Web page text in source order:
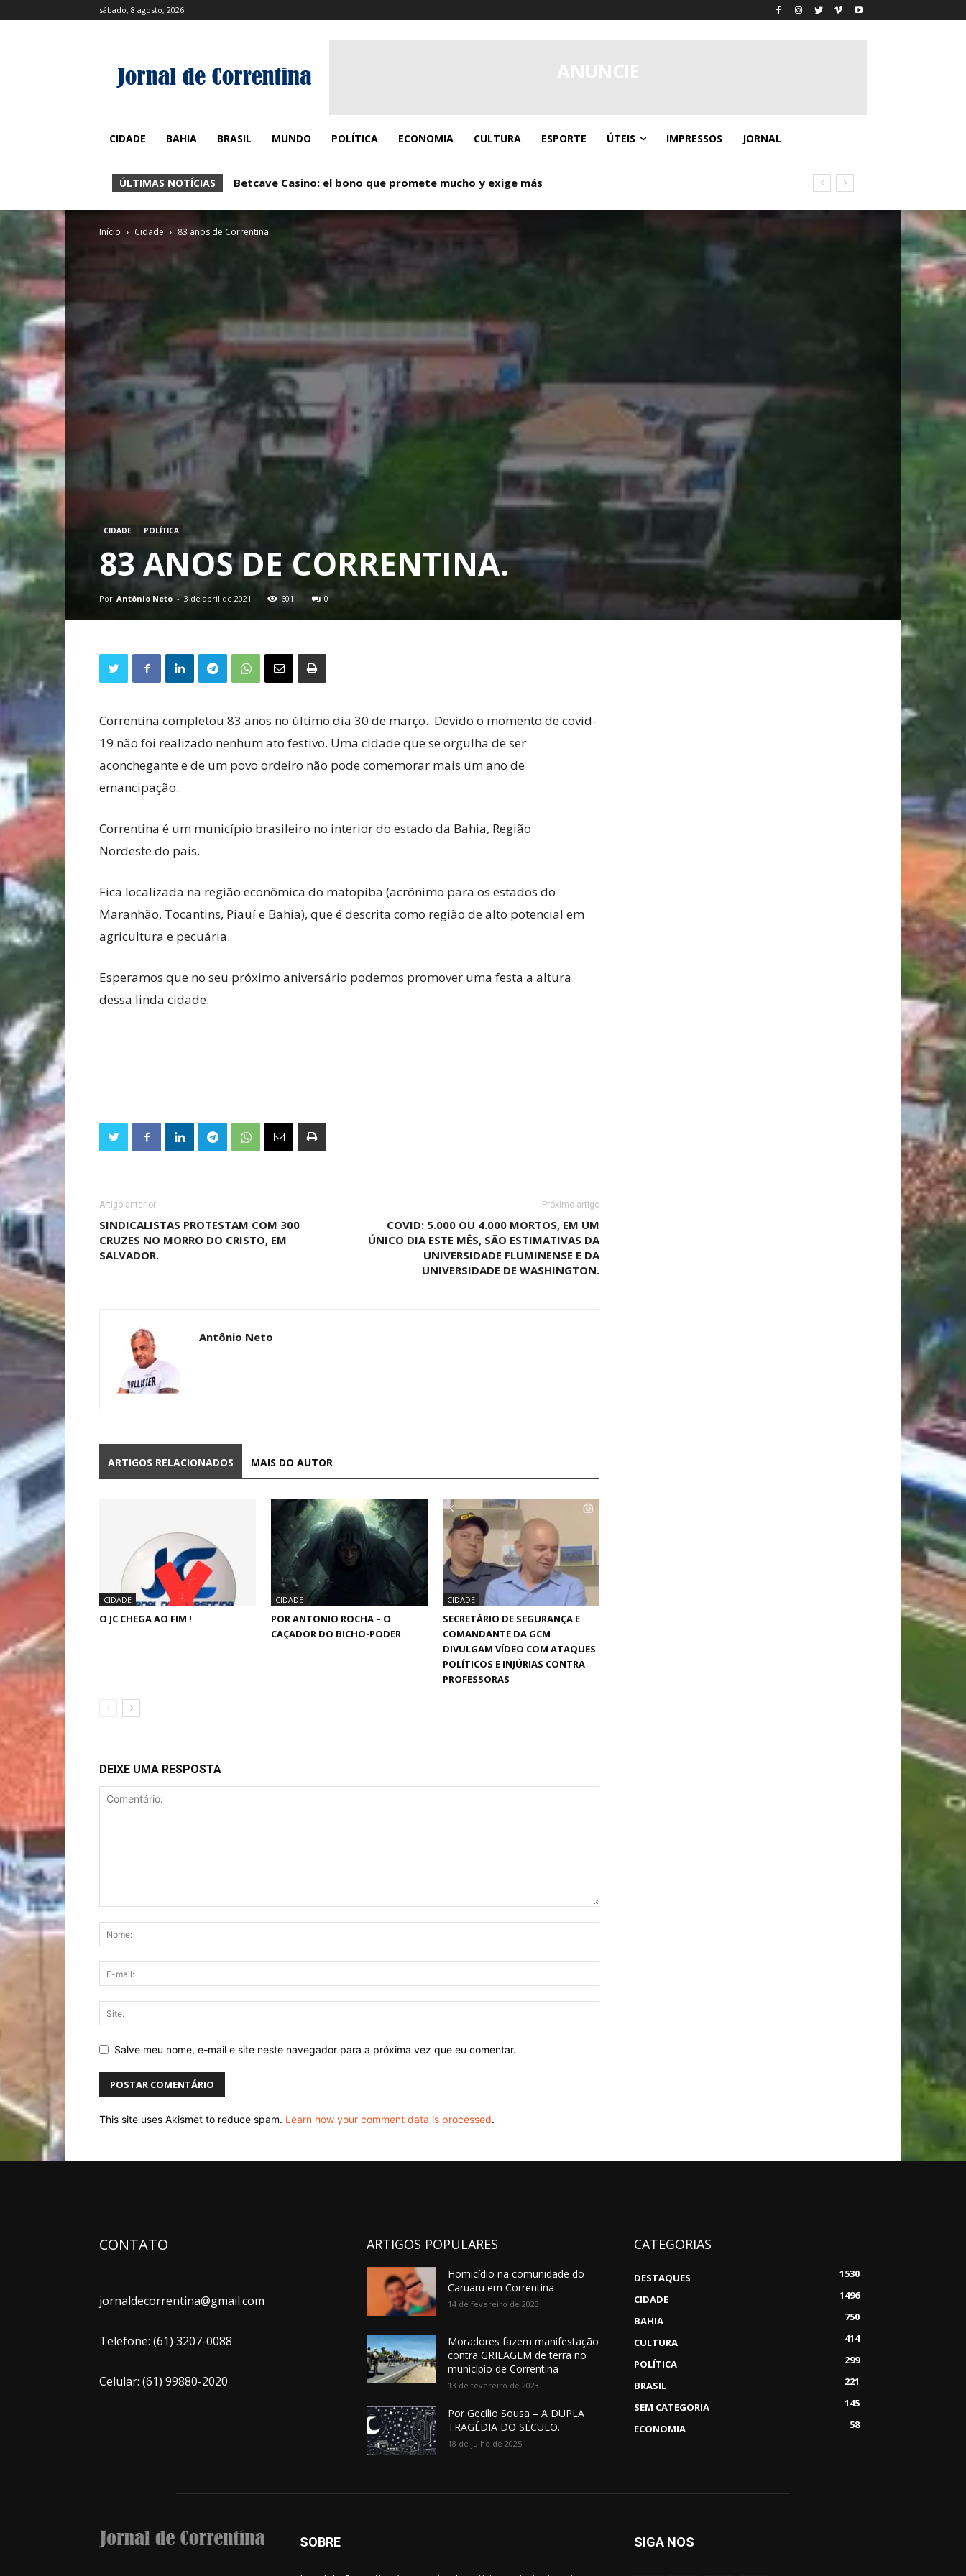
sábado, 8 agosto, 2026
CIDADE BAHIA BRASIL MUNDO POLÍTICA ECONOMIA CULTURA ESPORTE ÚTEIS IMPRESSOS JORNAL
ÚLTIMAS NOTÍCIAS Betcave Casino: el bono que promete mucho y exige más
Início Cidade 83 anos de Correntina.
CIDADE POLÍTICA
83 ANOS DE CORRENTINA.
Por Antônio Neto - 3 de abril de 2021 601 0
Correntina completou 83 anos no último dia 30 de março. Devido o momento de covid-
19 não foi realizado nenhum ato festivo. Uma cidade que se orgulha de ser
aconchegante e de um povo ordeiro não pode comemorar mais um ano de
emancipação.
Correntina é um município brasileiro no interior do estado da Bahia, Região
Nordeste do país.
Fica localizada na região econômica do matopiba (acrônimo para os estados do
Maranhão, Tocantins, Piauí e Bahia), que é descrita como região de alto potencial em
agricultura e pecuária.
Esperamos que no seu próximo aniversário podemos promover uma festa a altura
dessa linda cidade.
Artigo anterior
SINDICALISTAS PROTESTAM COM 300
CRUZES NO MORRO DO CRISTO, EM
SALVADOR.
Próximo artigo
COVID: 5.000 OU 4.000 MORTOS, EM UM
ÚNICO DIA ESTE MÊS, SÃO ESTIMATIVAS DA
UNIVERSIDADE FLUMINENSE E DA
UNIVERSIDADE DE WASHINGTON.
Antônio Neto
ARTIGOS RELACIONADOS MAIS DO AUTOR
CIDADE
O JC CHEGA AO FIM !
CIDADE
POR ANTONIO ROCHA – O
CAÇADOR DO BICHO-PODER
CIDADE
SECRETÁRIO DE SEGURANÇA E
COMANDANTE DA GCM
DIVULGAM VÍDEO COM ATAQUES
POLÍTICOS E INJÚRIAS CONTRA
PROFESSORAS
DEIXE UMA RESPOSTA
Salve meu nome, e-mail e site neste navegador para a próxima vez que eu comentar.
This site uses Akismet to reduce spam. Learn how your comment data is processed.
CONTATO
jornaldecorrentina@gmail.com
Telefone: (61) 3207-0088
Celular: (61) 99880-2020
ARTIGOS POPULARES
Homicídio na comunidade do
Caruaru em Correntina
14 de fevereiro de 2023
Moradores fazem manifestação
contra GRILAGEM de terra no
município de Correntina
13 de fevereiro de 2023
Por Gecílio Sousa – A DUPLA
TRAGÉDIA DO SÉCULO.
18 de julho de 2025
CATEGORIAS
DESTAQUES
1530
CIDADE
1496
BAHIA
750
CULTURA
414
POLÍTICA
299
BRASIL
221
SEM CATEGORIA
145
ECONOMIA
58
SOBRE SIGA NOS